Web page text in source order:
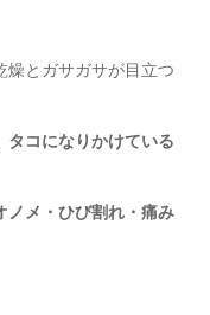
燥とガサガサが目立つ
タコになりかけている
ノメ・ひび割れ・痛み